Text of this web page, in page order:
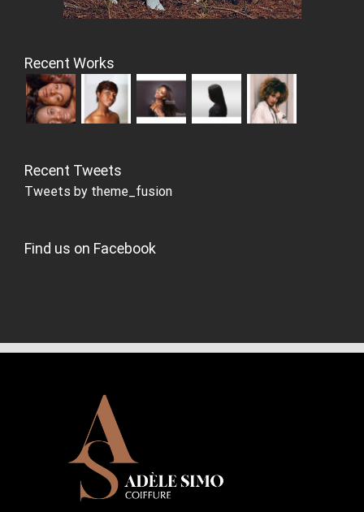
Recent Works
Recent Tweets
Tweets by theme_fusion
Find us on Facebook